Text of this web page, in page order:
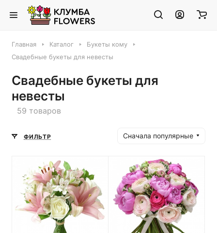
Главная Каталог
Букеты кому
Свадебные букеты для невесты
Свадебные букеты для
невесты
59 товаров
ФИЛЬТР Сначала популярные